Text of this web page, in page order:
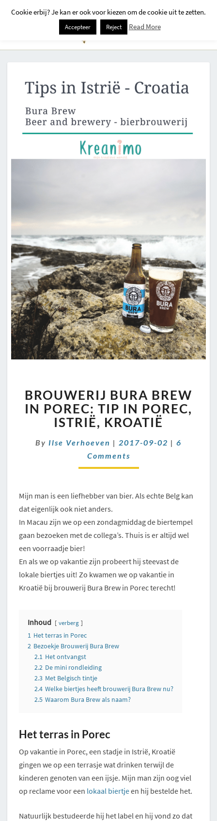
BURA
BREW
IN
POREC:
IN
POREC,
ISTRIË,
BROUWERIJ BURA BREW
IN POREC: TIP IN POREC,
ISTRIË, KROATIË
By Ilse Verhoeven | 2017-09-02 | 6
Comments
Mijn man is een liefhebber van bier. Als echte Belg kan
dat eigenlijk ook niet anders.
In Macau zijn we op een zondagmiddag de biertempel
gaan bezoeken met de collega’s. Thuis is er altijd wel
een voorraadje bier!
En als we op vakantie zijn probeert hij steevast de
lokale biertjes uit! Zo kwamen we op vakantie in
Kroatië bij brouwerij Bura Brew in Porec terecht!
Inhoud verberg
1 Het terras in Porec
2 Bezoekje Brouwerij Bura Brew
2.1 Het ontvangst
2.2 De mini rondleiding
2.3 Met Belgisch tintje
2.4 Welke biertjes heeft brouwerij Bura Brew nu?
2.5 Waarom Bura Brew als naam?
Het terras in Porec
Op vakantie in Porec, een stadje in Istrië, Kroatië
gingen we op een terrasje wat drinken terwijl de
kinderen genoten van een ijsje. Mijn man zijn oog viel
op reclame voor een lokaal biertjeen hij bestelde het.
Natuurlijk bestudeerde hij het label en hij vond zo dat
Cookie erbij? Je kan er ook voor kiezen om de cookie uit te zetten.
Accepteer Reject Read More